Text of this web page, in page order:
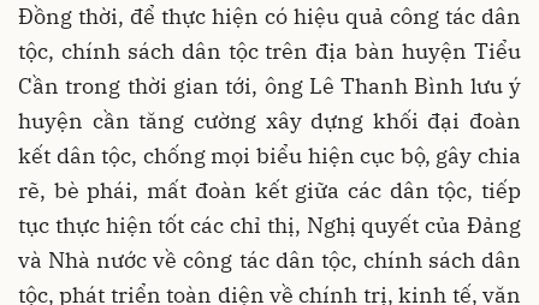
Đồng thời, để thực hiện có hiệu quả công tác dân
tộc, chính sách dân tộc trên địa bàn huyện Tiểu
Cần trong thời gian tới, ông Lê Thanh Bình lưu ý
huyện cần tăng cường xây dựng khối đại đoàn
kết dân tộc, chống mọi biểu hiện cục bộ, gây chia
rẽ, bè phái, mất đoàn kết giữa các dân tộc, tiếp
tục thực hiện tốt các chỉ thị, Nghị quyết của Đảng
và Nhà nước về công tác dân tộc, chính sách dân
tộc, phát triển toàn diện về chính trị, kinh tế, văn